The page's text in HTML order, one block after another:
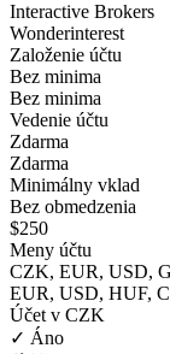
Interactive Brokers
Wonderinterest
Založenie účtu
Bez minima
Bez minima
Vedenie účtu
Zdarma
Zdarma
Minimálny vklad
Bez obmedzenia
$250
Meny účtu
CZK, EUR, USD,
EUR, USD, HUF,
Účet v CZK
✓ Áno